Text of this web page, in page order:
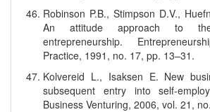
Robinson P.B., Stimpson D.V.,
An attitude approach to
entrepreneurship.
Practice, 1991, no. 17, pp. 13–31.
Kolvereid L., Isaksen E. New
subsequent entry into self-
Business Venturing, 2006, vol. 21,